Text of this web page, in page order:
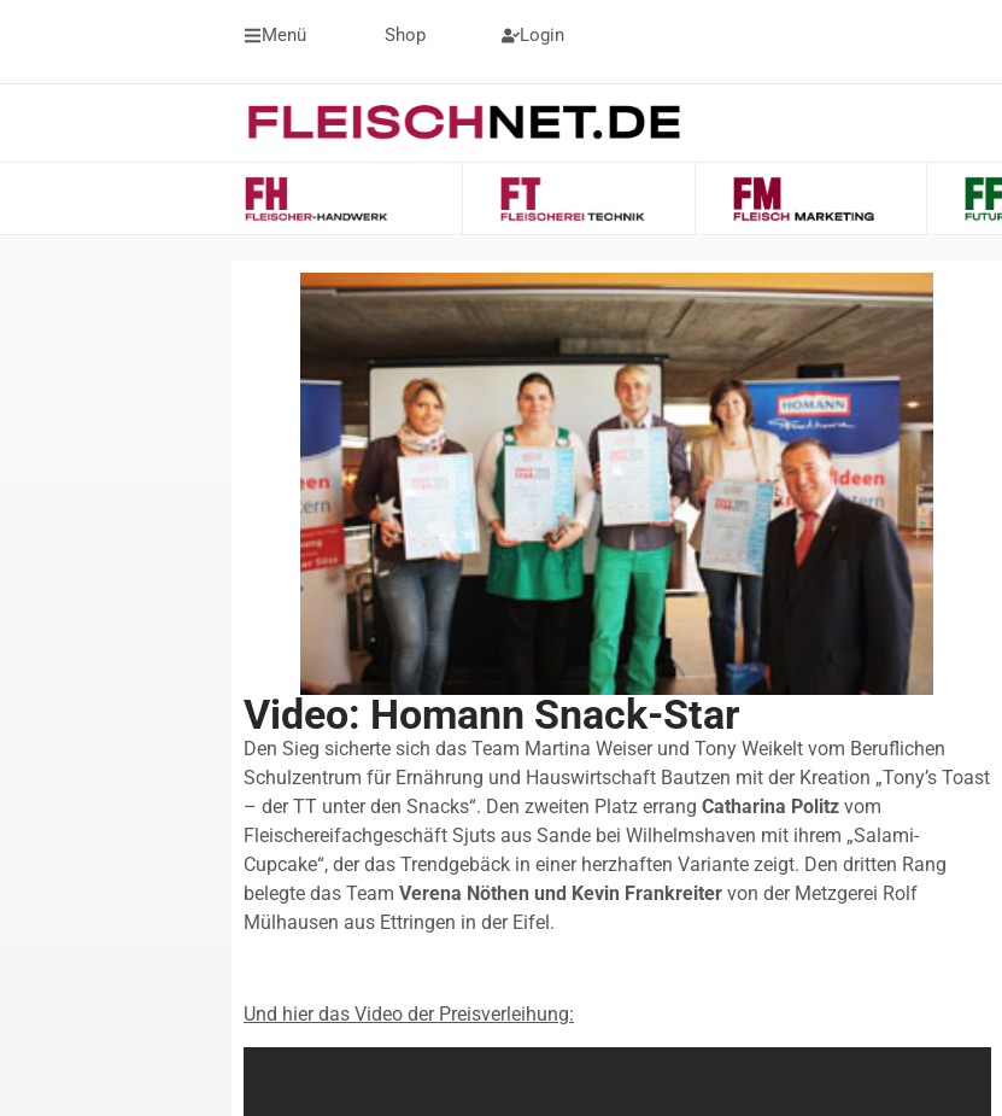
Menü Shop Login
Video: Homann Snack-Star
Den Sieg sicherte sich das Team Martina Weiser und Tony Weikelt vom Beruflichen
Schulzentrum für Ernährung und Hauswirtschaft Bautzen mit der Kreation „Tony’s Toast
– der TT unter den Snacks“. Den zweiten Platz errang Catharina Politz vom
Fleischereifachgeschäft Sjuts aus Sande bei Wilhelmshaven mit ihrem „Salami-
Cupcake“, der das Trendgebäck in einer herzhaften Variante zeigt. Den dritten Rang
belegte das Team Verena Nöthen und Kevin Frankreiter von der Metzgerei Rolf
Mülhausen aus Ettringen in der Eifel.
Und hier das Video der Preisverleihung: